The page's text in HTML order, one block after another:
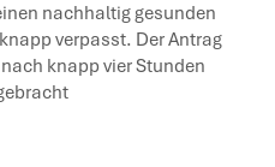
nachhaltig gesunden
verpasst. Der Antrag
knapp vier Stunden